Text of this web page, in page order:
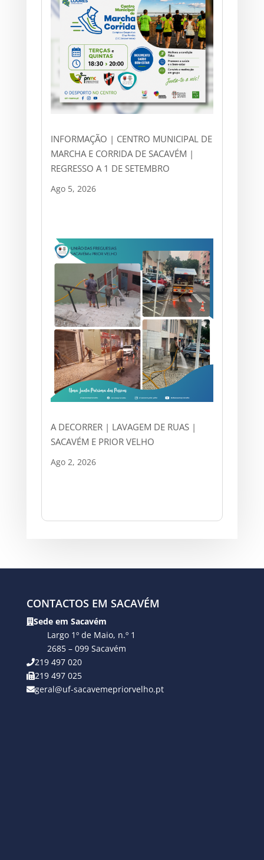
INFORMAÇÃO | CENTRO MUNICIPAL DE
MARCHA E CORRIDA DE SACAVÉM |
REGRESSO A 1 DE SETEMBRO
Ago 5, 2026
A DECORRER | LAVAGEM DE RUAS |
SACAVÉM E PRIOR VELHO
Ago 2, 2026
CONTACTOS EM SACAVÉM
Sede em Sacavém
Largo 1º de Maio, n.º 1
2685 – 099 Sacavém
219 497 020
219 497 025
geral@uf-sacavemepriorvelho.pt